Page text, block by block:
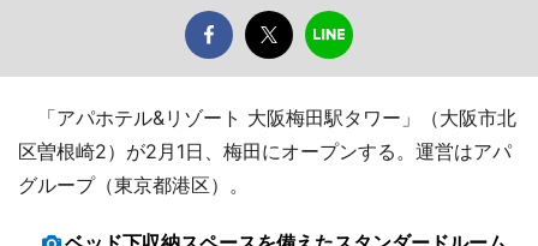
「アパホテル&リゾート 大阪梅田駅タワー」（大阪市北
区曽根崎2）が2月1日、梅田にオープンする。運営はアパ
グループ（東京都港区）。